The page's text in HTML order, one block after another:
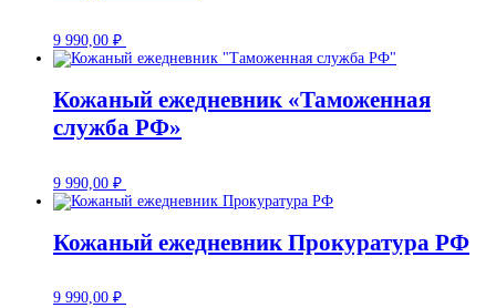
9 990,00 ₽
Кожаный ежедневник «Таможенная
служба РФ»
9 990,00 ₽
Кожаный ежедневник Прокуратура РФ
9 990,00 ₽